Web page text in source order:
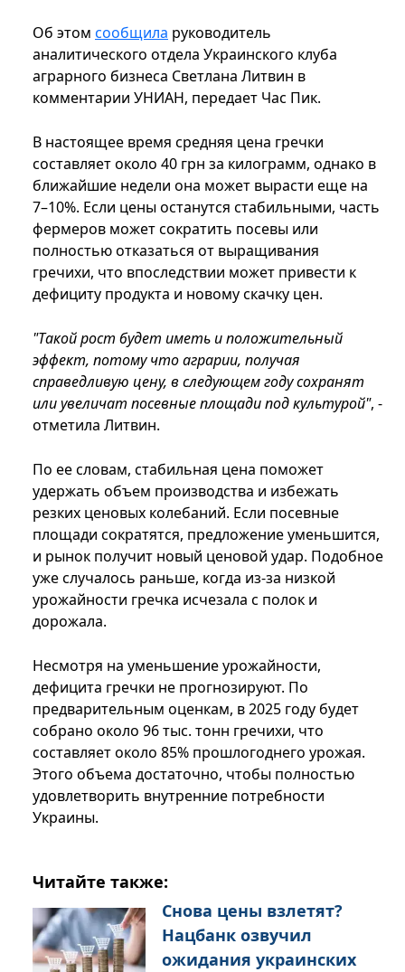
Об этом сообщила руководитель
аналитического отдела Украинского клуба
аграрного бизнеса Светлана Литвин в
комментарии УНИАН, передает Час Пик.
В настоящее время средняя цена гречки
составляет около 40 грн за килограмм, однако в
ближайшие недели она может вырасти еще на
7–10%. Если цены останутся стабильными, часть
фермеров может сократить посевы или
полностью отказаться от выращивания
гречихи, что впоследствии может привести к
дефициту продукта и новому скачку цен.
"Такой рост будет иметь и положительный
эффект, потому что аграрии, получая
справедливую цену, в следующем году сохранят
или увеличат посевные площади под культурой", -
отметила Литвин.
По ее словам, стабильная цена поможет
удержать объем производства и избежать
резких ценовых колебаний. Если посевные
площади сократятся, предложение уменьшится,
и рынок получит новый ценовой удар. Подобное
уже случалось раньше, когда из-за низкой
урожайности гречка исчезала с полок и
дорожала.
Несмотря на уменьшение урожайности,
дефицита гречки не прогнозируют. По
предварительным оценкам, в 2025 году будет
собрано около 96 тыс. тонн гречихи, что
составляет около 85% прошлогоднего урожая.
Этого объема достаточно, чтобы полностью
удовлетворить внутренние потребности
Украины.
Читайте также:
Снова цены взлетят?
Нацбанк озвучил
ожидания украинских